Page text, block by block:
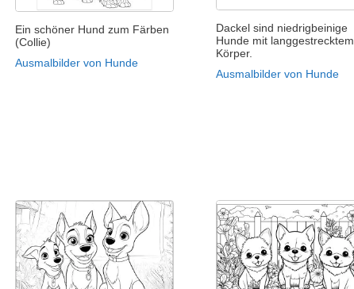
Ein schöner Hund zum Färben
(Collie)
Ausmalbilder von Hunde
Dackel sind niedrigbeinige
Hunde mit langgestrecktem
Körper.
Ausmalbilder von Hunde